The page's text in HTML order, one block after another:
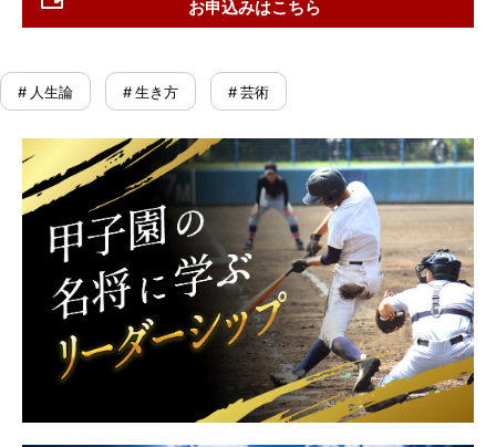
お申込みはこちら
# 人生論 # 生き方 # 芸術